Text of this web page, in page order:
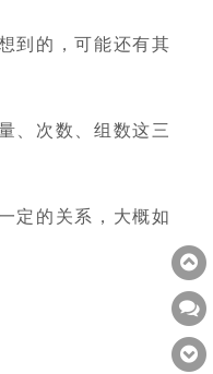
到的，可能还有其
、次数、组数这三
定的关系，大概如